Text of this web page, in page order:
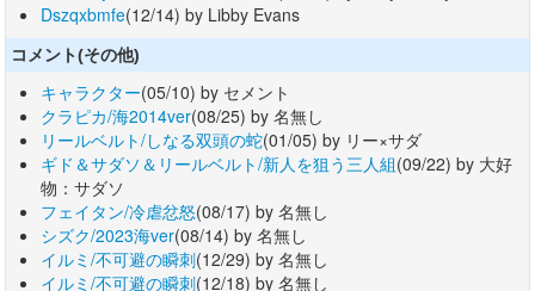
Dszqxbmfe(12/14) by Libby Evans
コメント(その他)
キャラクター(05/10) by セメント
クラピカ/海2014ver(08/25) by 名無し
リールベルト/しなる双頭の蛇(01/05) by リー×サダ
ギド＆サダソ＆リールベルト/新人を狙う三人組(09/22) by 大好
物：サダソ
フェイタン/冷虐忿怒(08/17) by 名無し
シズク/2023海ver(08/14) by 名無し
イルミ/不可避の瞬刺(12/29) by 名無し
イルミ/不可避の瞬刺(12/18) by 名無し